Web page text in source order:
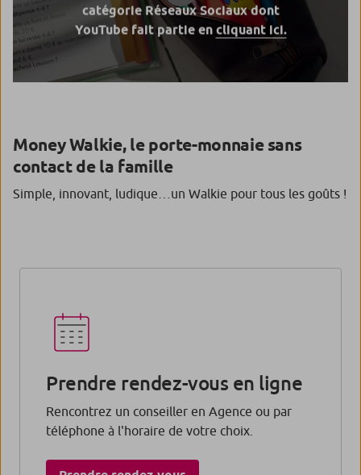
catégorie Réseaux Sociaux dont
YouTube fait partie en cliquant ici.
Money Walkie, le porte-monnaie sans
contact de la famille
Simple, innovant, ludique…un Walkie pour tous les goûts !
Prendre rendez-vous en ligne
Rencontrez un conseiller en Agence ou par
téléphone à l'horaire de votre choix.